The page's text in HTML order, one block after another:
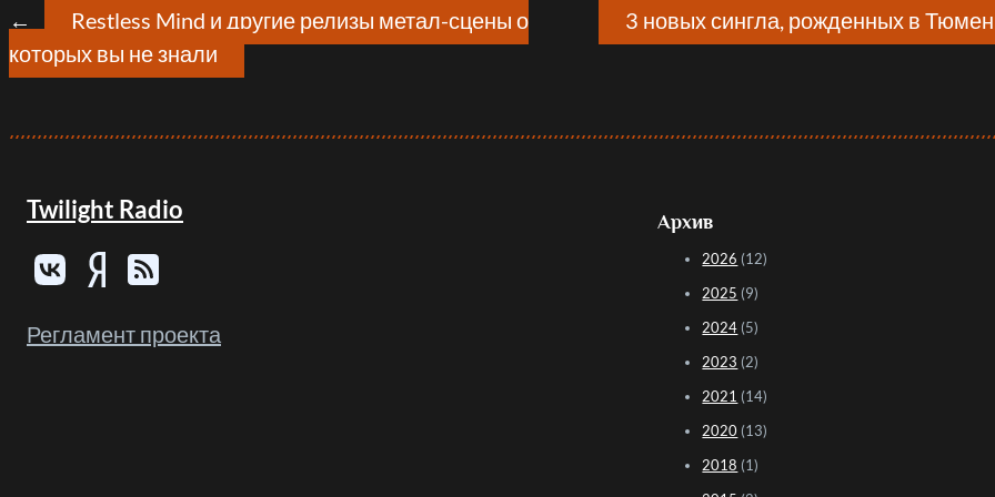
←
Restless Mind и другие релизы метал-сцены о
которых вы не знали
3 новых сингла, рожденных в
Twilight Radio
Регламент проекта
Архив
2026 (12)
2025 (9)
2024 (5)
2023 (2)
2021 (14)
2020 (13)
2018 (1)